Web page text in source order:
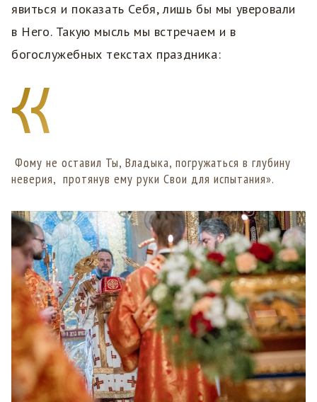
явиться и показать Себя, лишь бы мы уверовали
в Него. Такую мысль мы встречаем и в
богослужебных текстах праздника:
Фому не оставил Ты, Владыка, погружаться в глубину
неверия, протянув ему руки Свои для испытания».